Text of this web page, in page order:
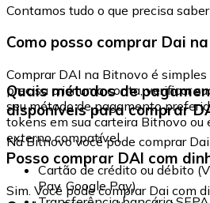
Contamos tudo o que precisa saber
Como posso comprar Dai
Comprar DAI na Bitnovo é simples
precisa criar uma conta, verificar
seu método de pagamento
tokens em sua carteira Bitnovo ou
externo compatível.
Quais métodos de
disponíveis para comprar
Na Bitnovo você pode comprar
Cartão de crédito ou débito
Pay, Google Pay)
Posso comprar DAI com
Sim. Você pode comprar Dai com